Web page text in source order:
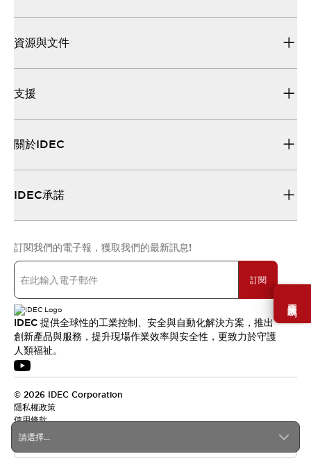
需要幫助嗎？
請選擇...
資源與文件
支援
關於IDEC
IDEC承諾
訂閱我們的電子報，獲取我們的最新訊息!
訂閱
IDEC 提供全球性的工業控制、安全與自動化解決方案，推出
創新產品與服務，提升現場作業效率與安全性，更致力於守護
人類福祉。
© 2026 IDEC Corporation
隱私權政策
使用條款
台灣